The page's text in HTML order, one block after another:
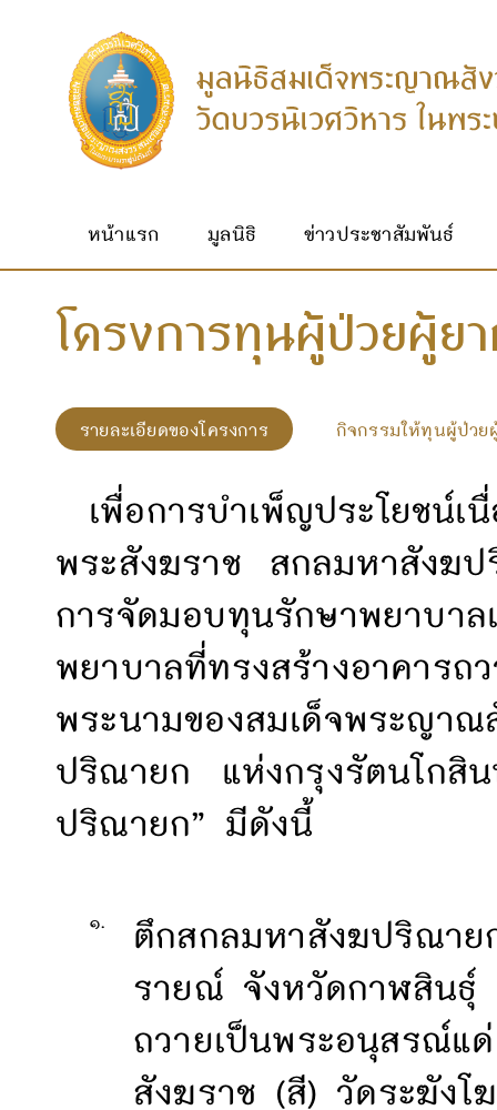
หน้าแรก มูลนิธิ ข่าวประชาสัมพันธ์
โครงการทุนผู้ป่วยผู้ยา
รายละเอียดของโครงการ กิจกรรมให้ทุนผู้ป่วย
เพื่อการบำเพ็ญประโยชน์
พระสังฆราช สกลมหาสัง
การจัดมอบทุนรักษาพยาบ
พยาบาลที่ทรงสร้างอาคา
พระนามของสมเด็จพระ
ปริณายก แห่งกรุงรัตนโกสิ
ปริณายก” มีดังนี้
๑.
ตึกสกลมหาสังฆปริณาย
รายณ์ จังหวัดกาฬสินธุ์
ถวายเป็นพระอนุสรณ์แ
สังฆราช (สี) วัดระฆังโ